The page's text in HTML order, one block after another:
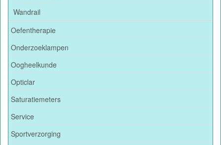
Wandrail
Oefentherapie
Onderzoeklampen
Oogheelkunde
Opticlar
Saturatiemeters
Service
Sportverzorging